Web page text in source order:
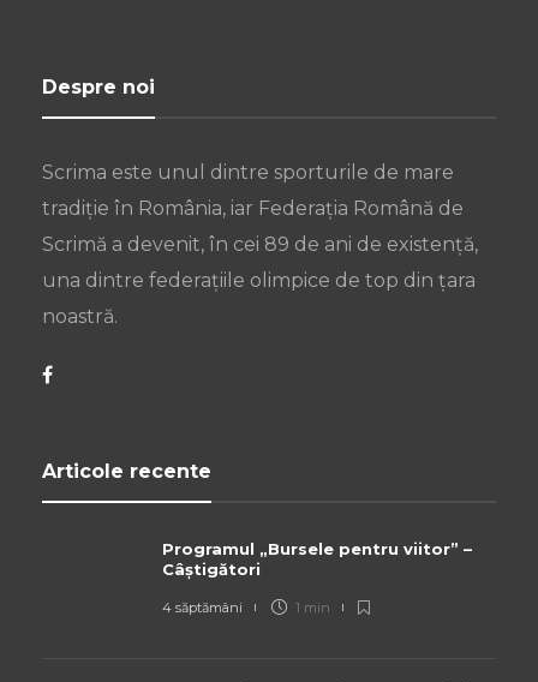
Despre noi
Scrima este unul dintre sporturile de mare
tradiție în România, iar Federația Română de
Scrimă a devenit, în cei 89 de ani de existență,
una dintre federațiile olimpice de top din țara
noastră.
Articole recente
Programul „Bursele pentru viitor” –
Câștigători
4 săptămâni 1 min